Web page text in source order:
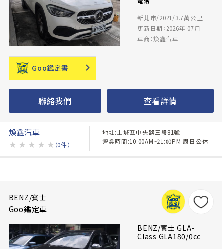
新北市/2021/3.7萬公里
更新日期：2026年 07月
車商：煥鑫汽車
Goo鑑定書
聯絡我們 查看詳情
煥鑫汽車
★ ★ ★ ★ ★ （0件）
地址:土城區中央路三段81號
營業時間:10:00AM~21:00PM 周日公休
BENZ/賓士
Goo鑑定車
BENZ/賓士 GLA-
Class GLA180/0cc